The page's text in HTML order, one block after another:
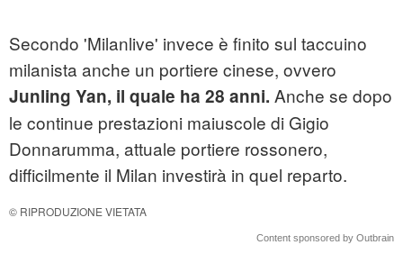
Secondo 'Milanlive' invece è finito sul taccuino
milanista anche un portiere cinese, ovvero
Junling Yan, il quale ha 28 anni. Anche se dopo
le continue prestazioni maiuscole di Gigio
Donnarumma, attuale portiere rossonero,
difficilmente il Milan investirà in quel reparto.
© RIPRODUZIONE VIETATA
Content sponsored by Outbrain